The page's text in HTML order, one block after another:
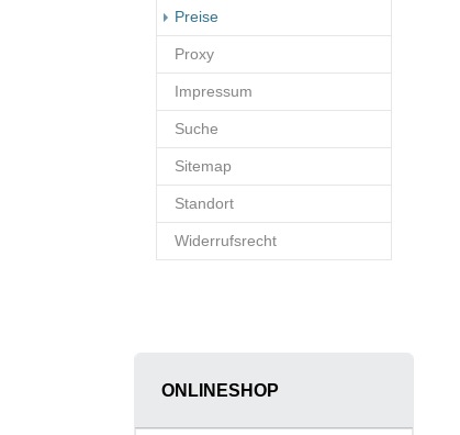
Preise(current)
Proxy
Impressum
Suche
Sitemap
Standort
Widerrufsrecht
ONLINESHOP